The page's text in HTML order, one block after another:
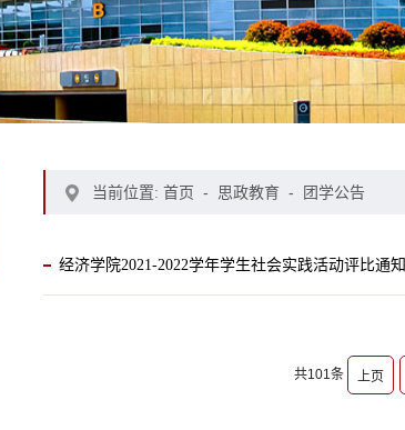
当前位置: 首页 - 思政教育 - 团学公告
经济学院2021-2022学年学生社会实践活动评比通知
共101条 上页